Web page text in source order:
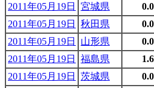
2011年05月19日
宮城県
2011年05月19日
秋田県
2011年05月19日
山形県
2011年05月19日
福島県
2011年05月19日
茨城県